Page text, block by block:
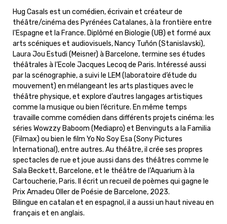
Hug Casals est un comédien, écrivain et créateur de
théâtre/cinéma des Pyrénées Catalanes, à la frontière entre
l'Espagne et la France. Diplômé en Biologie (UB) et formé aux
arts scéniques et audiovisuels, Nancy Tuñón (Stanislavski),
Laura Jou Estudi (Meisner) à Barcelone, termine ses études
théâtrales à l’Ecole Jacques Lecoq de Paris. Intéressé aussi
par la scénographie, a suivi le LEM (laboratoire d’étude du
mouvement) en mélangeant les arts plastiques avec le
théâtre physique, et explore d’autres langages artistiques
comme la musique ou bien l’écriture. En même temps
travaille comme comédien dans différents projets cinéma: les
séries Wowzzy Baboom (Mediapro) et Benvinguts a la Familia
(Filmax) ou bien le film Yo No Soy Esa (Sony Pictures
International), entre autres. Au théâtre, il crée ses propres
spectacles de rue et joue aussi dans des théâtres comme le
Sala Beckett, Barcelone, et le théâtre de l’Aquarium à la
Cartoucherie, Paris. Il écrit un recueil de poèmes qui gagne le
Prix Amadeu Oller de Poésie de Barcelone, 2023.
Bilingue en catalan et en espagnol, il a aussi un haut niveau en
français et en anglais.